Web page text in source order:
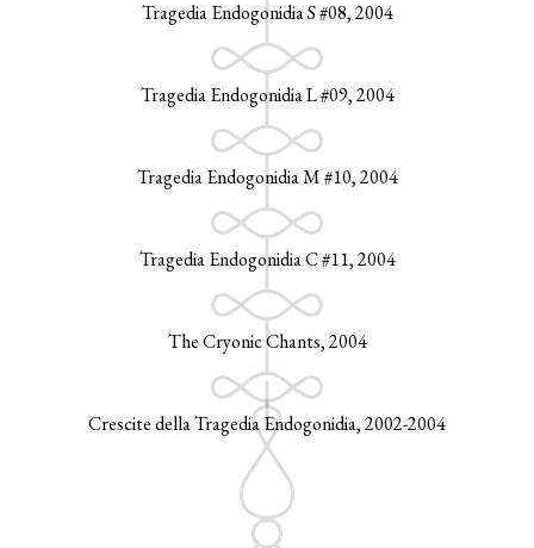
Tragedia Endogonidia S #08, 2004
Tragedia Endogonidia L #09, 2004
Tragedia Endogonidia M #10, 2004
Tragedia Endogonidia C #11, 2004
The Cryonic Chants, 2004
Crescite della Tragedia Endogonidia, 2002-2004